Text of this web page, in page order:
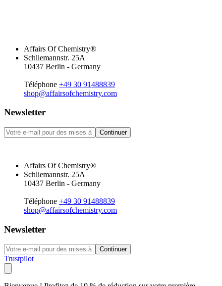
Affairs Of Chemistry®
Schliemannstr. 25A
10437 Berlin - Germany
Téléphone +49 30 91488839
shop@affairsofchemistry.com
Newsletter
Continuer
Affairs Of Chemistry®
Schliemannstr. 25A
10437 Berlin - Germany
Téléphone +49 30 91488839
shop@affairsofchemistry.com
Newsletter
Continuer
Trustpilot